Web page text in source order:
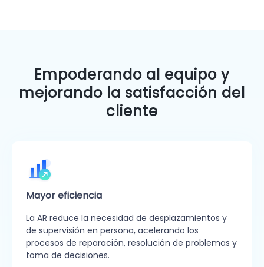
Empoderando al equipo y
mejorando la satisfacción del
cliente
Mayor eficiencia
La AR reduce la necesidad de desplazamientos y
de supervisión en persona, acelerando los
procesos de reparación, resolución de problemas y
toma de decisiones.